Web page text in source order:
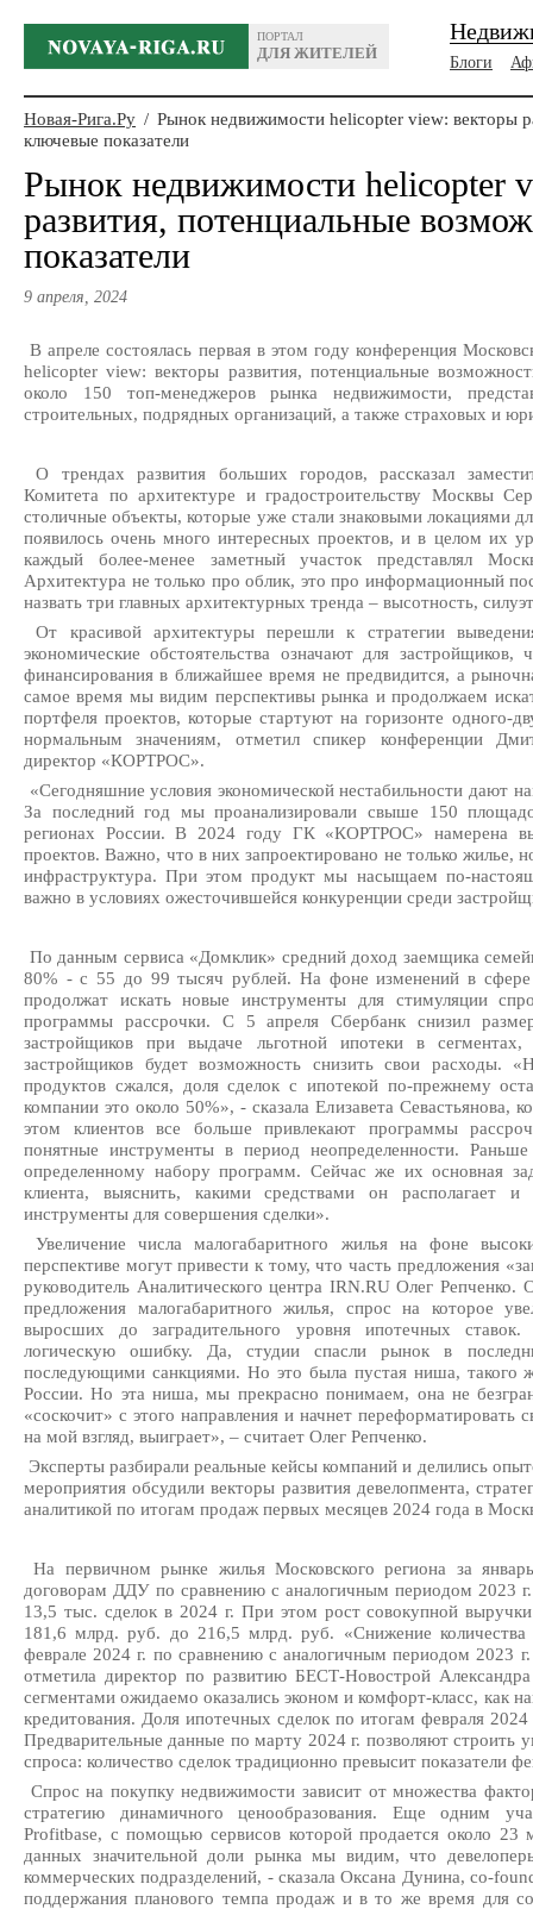
ПОРТАЛ
ДЛЯ ЖИТЕЛЕЙ
Блоги
Новая-Рига.Ру / Рынок недвижимости helicopter view: векторы
ключевые показатели
Рынок недвижимости helicopter
развития, потенциальные
показатели
9 апреля, 2024
В апреле состоялась первая в этом году конференция
helicopter view: векторы развития, потенциальные
около 150 топ-менеджеров рынка недвижимости,
строительных, подрядных организаций, а также страховых и
О трендах развития больших городов, рассказал
Комитета по архитектуре и градостроительству Москвы
столичные объекты, которые уже стали знаковыми локациями
появилось очень много интересных проектов, и в целом их
каждый более-менее заметный участок представлял
Архитектура не только про облик, это про информационный
назвать три главных архитектурных тренда – высотность,
От красивой архитектуры перешли к стратегии
экономические обстоятельства означают для застройщиков,
финансирования в ближайшее время не предвидится, а
самое время мы видим перспективы рынка и продолжаем
портфеля проектов, которые стартуют на горизонте одного-
нормальным значениям, отметил спикер конференции
директор «КОРТРОС».
«Сегодняшние условия экономической нестабильности дают
За последний год мы проанализировали свыше 150
регионах России. В 2024 году ГК «КОРТРОС» намерена
проектов. Важно, что в них запроектировано не только жилье,
инфраструктура. При этом продукт мы насыщаем по-
важно в условиях ожесточившейся конкуренции среди
По данным сервиса «Домклик» средний доход заемщика
80% - с 55 до 99 тысяч рублей. На фоне изменений в сфере
продолжат искать новые инструменты для стимуляции
программы рассрочки. С 5 апреля Сбербанк снизил
застройщиков при выдаче льготной ипотеки в
застройщиков будет возможность снизить свои расходы.
продуктов сжался, доля сделок с ипотекой по-прежнему
компании это около 50%», - сказала Елизавета Севастьянова,
этом клиентов все больше привлекают программы
понятные инструменты в период неопределенности.
определенному набору программ. Сейчас же их основная
клиента, выяснить, какими средствами он располагает и
инструменты для совершения сделки».
Увеличение числа малогабаритного жилья на фоне
перспективе могут привести к тому, что часть предложения
руководитель Аналитического центра IRN.RU Олег
предложения малогабаритного жилья, спрос на которое
выросших до заградительного уровня ипотечных
логическую ошибку. Да, студии спасли рынок в
последующими санкциями. Но это была пустая ниша, такого
России. Но эта ниша, мы прекрасно понимаем, она не
«соскочит» с этого направления и начнет
на мой взгляд, выиграет», – считает Олег Репченко.
Эксперты разбирали реальные кейсы компаний и делились
мероприятия обсудили векторы развития девелопмента,
аналитикой по итогам продаж первых месяцев 2024 года в
На первичном рынке жилья Московского региона за
договорам ДДУ по сравнению с аналогичным периодом 2023
13,5 тыс. сделок в 2024 г. При этом рост совокупной
181,6 млрд. руб. до 216,5 млрд. руб. «Снижение количества
феврале 2024 г. по сравнению с аналогичным периодом 2023
отметила директор по развитию БЕСТ-Новострой
сегментами ожидаемо оказались эконом и комфорт-класс, как
кредитования. Доля ипотечных сделок по итогам февраля
Предварительные данные по марту 2024 г. позволяют строить
спроса: количество сделок традиционно превысит показатели
Спрос на покупку недвижимости зависит от множества
стратегию динамичного ценообразования. Еще одним
Profitbase, с помощью сервисов которой продается около
данных значительной доли рынка мы видим, что
коммерческих подразделений, - сказала Оксана Дунина, co-
поддержания планового темпа продаж и в то же время для